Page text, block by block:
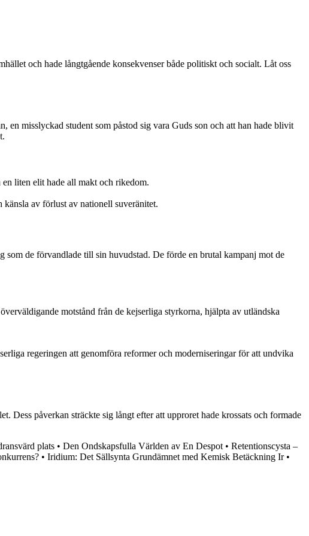
och hade långtgående konsekvenser både politiskt och socialt. Låt oss
misslyckad student som påstod sig vara Guds son och att han hade blivit
liten elit hade all makt och rikedom.
av förlust av nationell suveränitet.
som de förvandlade till sin huvudstad. De förde en brutal kampanj mot de
motstånd från de kejserliga styrkorna, hjälpta av utländska
regeringen att genomföra reformer och moderniseringar för att undvika
Dess påverkan sträckte sig långt efter att upproret hade krossats och formade
plats • Den Ondskapsfulla Världen av En Despot • Retentionscysta –
• Iridium: Det Sällsynta Grundämnet med Kemisk Betäckning Ir•